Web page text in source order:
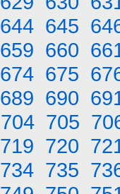
644 645
659 660
674 675
689 690
704 705
719 720
734 735